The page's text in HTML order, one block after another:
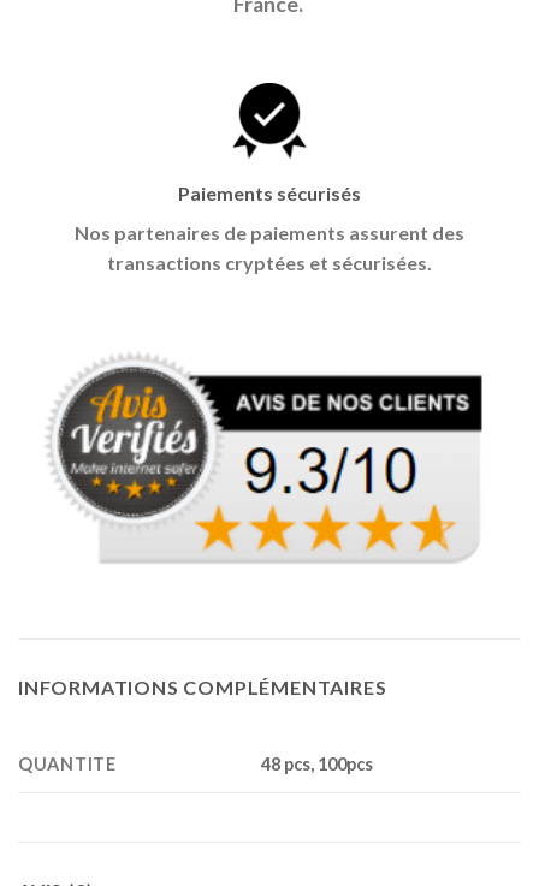
Paiements sécurisés
Nos partenaires de paiements assurent des
transactions cryptées et sécurisées.
INFORMATIONS COMPLÉMENTAIRES
QUANTITE 48 pcs, 100pcs